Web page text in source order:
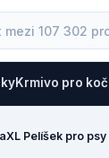
Krmivo pro
Pelíšek pro